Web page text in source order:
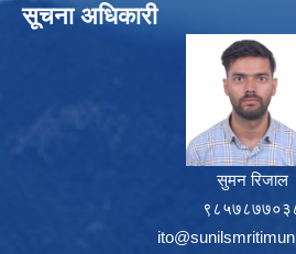
सूचना अधिकारी
सुमन रिजाल